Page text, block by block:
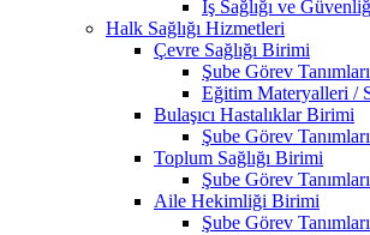
İş Sağlığı ve
Halk Sağlığı Hizmetleri
Çevre Sağlığı Birimi
Şube Görev Tanımları
Eğitim Materyalleri /
Bulaşıcı Hastalıklar Birimi
Şube Görev Tanımları
Toplum Sağlığı Birimi
Şube Görev Tanımları
Aile Hekimliği Birimi
Şube Görev Tanımları